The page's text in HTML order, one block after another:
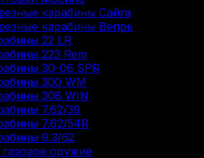
карабины Сайга
карабины Вепрь
22 LR
223 Rem
30-06 SPR
300 WM
308 WIN
7.62/39
7.62/54R
9.3/62
оружие